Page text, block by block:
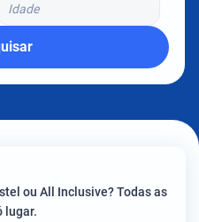
Idade
ou All Inclusive? Todas as
lugar.